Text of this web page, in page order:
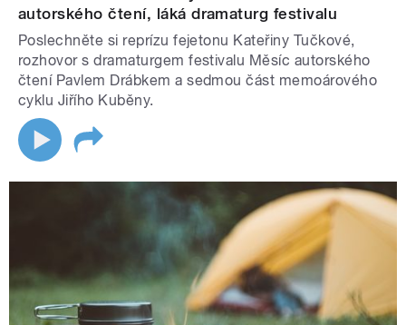
autorského čtení, láká dramaturg festivalu
Poslechněte si reprízu fejetonu Kateřiny Tučkové,
rozhovor s dramaturgem festivalu Měsíc autorského
čtení Pavlem Drábkem a sedmou část memoárového
cyklu Jiřího Kuběny.